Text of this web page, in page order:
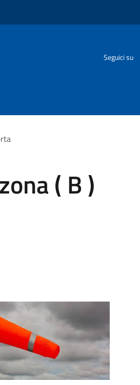
Seguici su
( B )